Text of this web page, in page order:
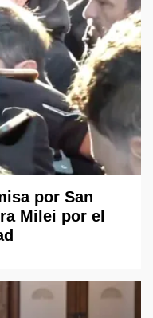
por San
Milei por el